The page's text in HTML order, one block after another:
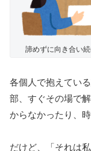
諦めずに向き合い
各個人で抱えてい
部、すぐその場で
からなかったり、
だけど、「それは